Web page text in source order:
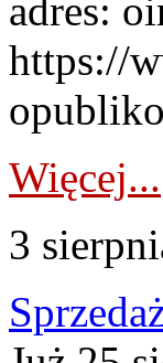
adres:
https://
Więcej...
3